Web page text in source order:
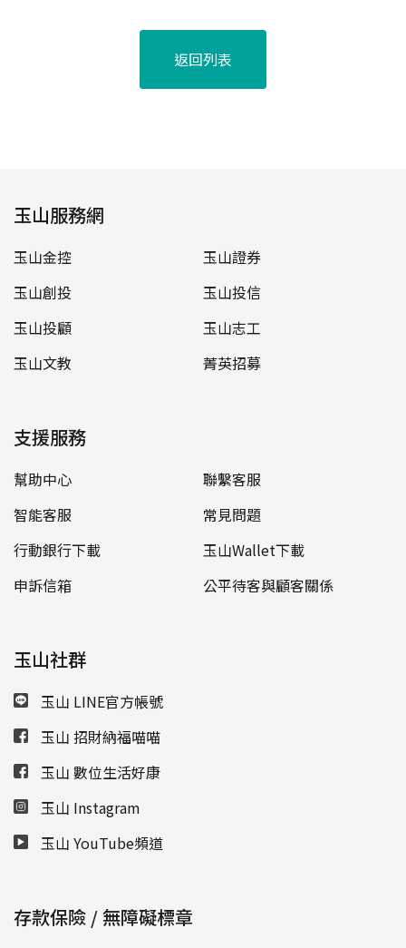
返回列表
玉山服務網
玉山金控
玉山證券
玉山創投
玉山投信
玉山投顧
玉山志工
玉山文教
菁英招募
支援服務
幫助中心
聯繫客服
智能客服
常見問題
行動銀行下載
玉山Wallet下載
申訴信箱
公平待客與顧客關係
玉山社群
玉山 LINE官方帳號
玉山 招財納福喵喵
玉山 數位生活好康
玉山 Instagram
玉山 YouTube頻道
存款保險 / 無障礙標章